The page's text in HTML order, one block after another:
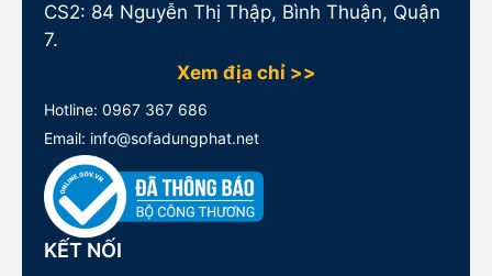
CS2: 84 Nguyễn Thị Thập, Bình Thuận, Quận
7.
Xem địa chỉ >>
Hotline: 0967 367 686
Email: info@sofadungphat.net
KẾT NỐI